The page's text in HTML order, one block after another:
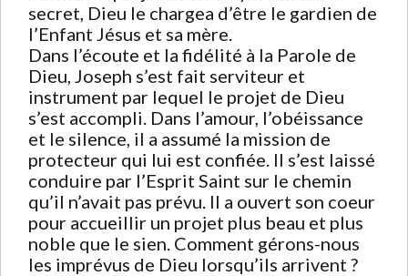
secret, Dieu le chargea d’être le gardien de
l’Enfant Jésus et sa mère.
Dans l’écoute et la fidélité à la Parole de
Dieu, Joseph s’est fait serviteur et
instrument par lequel le projet de Dieu
s’est accompli. Dans l’amour, l’obéissance
et le silence, il a assumé la mission de
protecteur qui lui est confiée. Il s’est laissé
conduire par l’Esprit Saint sur le chemin
qu’il n’avait pas prévu. Il a ouvert son coeur
pour accueillir un projet plus beau et plus
noble que le sien. Comment gérons-nous
les imprévus de Dieu lorsqu’ils arrivent ?